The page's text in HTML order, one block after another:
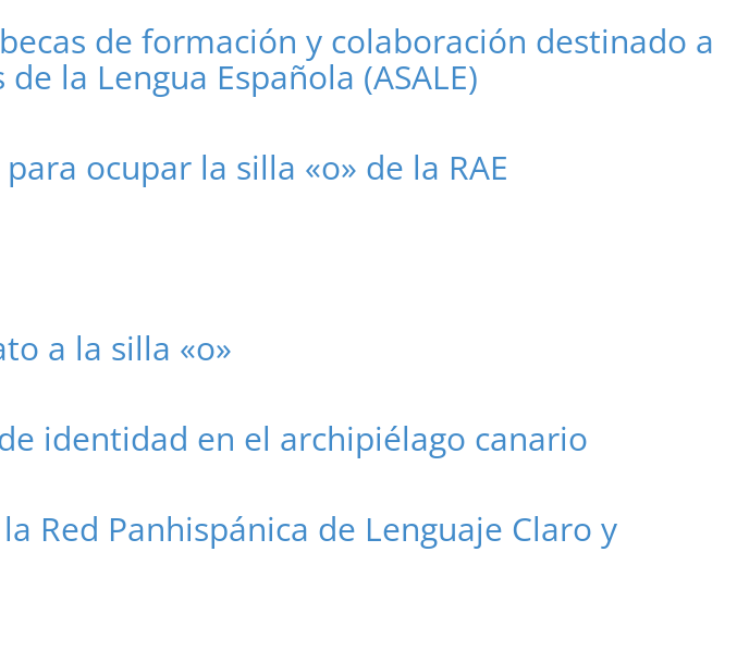
de formación y colaboración destinado a
la Lengua Española (ASALE)
ocupar la silla «o» de la RAE
a la silla «o»
identidad en el archipiélago canario
Red Panhispánica de Lenguaje Claro y